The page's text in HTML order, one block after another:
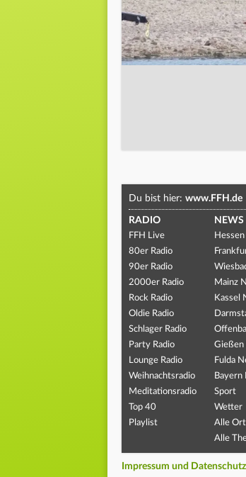
Du bist hier: www.FFH.de
RADIO
FFH Live
80er Radio
90er Radio
2000er Radio
Rock Radio
Oldie Radio
Schlager Radio
Party Radio
Lounge Radio
Weihnachtsradio
Meditationsradio
Top 40
Playlist
NEWS
Mainz
Kassel
Gießen
Fulda
Bayern
Sport
Wetter
Alle
Alle
Impressum und Datenschutz